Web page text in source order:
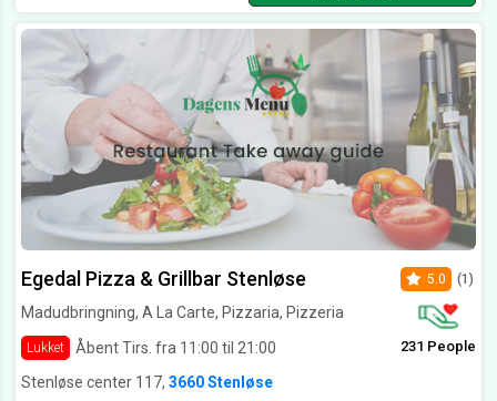
Egedal Pizza & Grillbar Stenløse
Madudbringning, A La Carte, Pizzaria, Pizzeria
Lukket Åbent Tirs. fra 11:00 til 21:00
5.0 (1)
231 People
Stenløse center 117, 3660 Stenløse